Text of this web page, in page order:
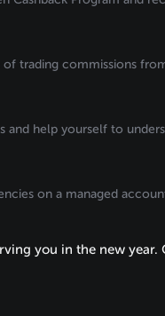
of trading commissions
and help yourself to
on a managed
you in the new